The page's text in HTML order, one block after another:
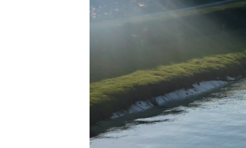
▶조식 후 차량탑승
점심식사
↓
화란섬 이동
화란섬 곰, 뱀, 코끼리 등 관람
↓